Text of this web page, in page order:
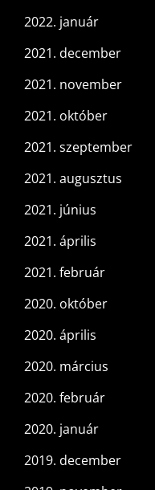
2022. január
2021. december
2021. november
2021. október
2021. szeptember
2021. augusztus
2021. június
2021. április
2021. február
2020. október
2020. április
2020. március
2020. február
2020. január
2019. december